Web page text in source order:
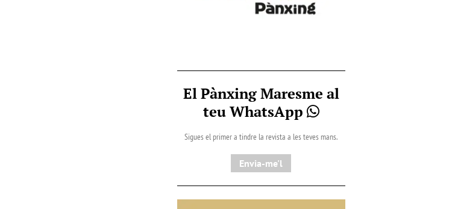
El Pànxing Maresme al
teu WhatsApp
Sigues el primer a tindre la revista a les teves mans.
Envia-me'l